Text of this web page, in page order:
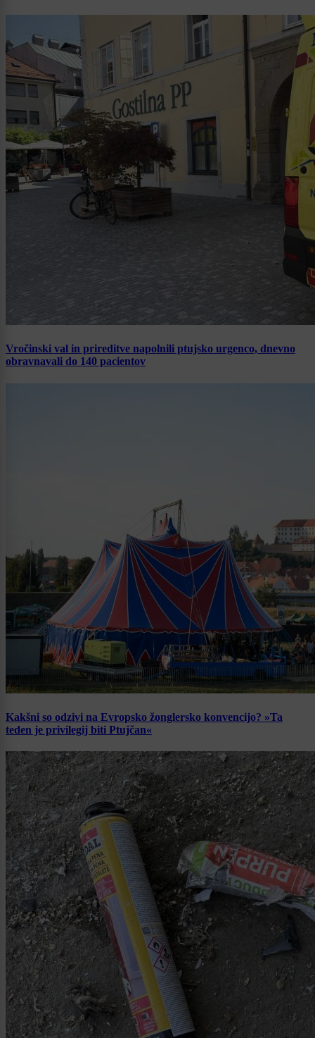
Vročinski val in prireditve napolnili ptujsko urgenco, dnevno
obravnavali do 140 pacientov
Kakšni so odzivi na Evropsko žonglersko konvencijo? »Ta
teden je privilegij biti Ptujčan«